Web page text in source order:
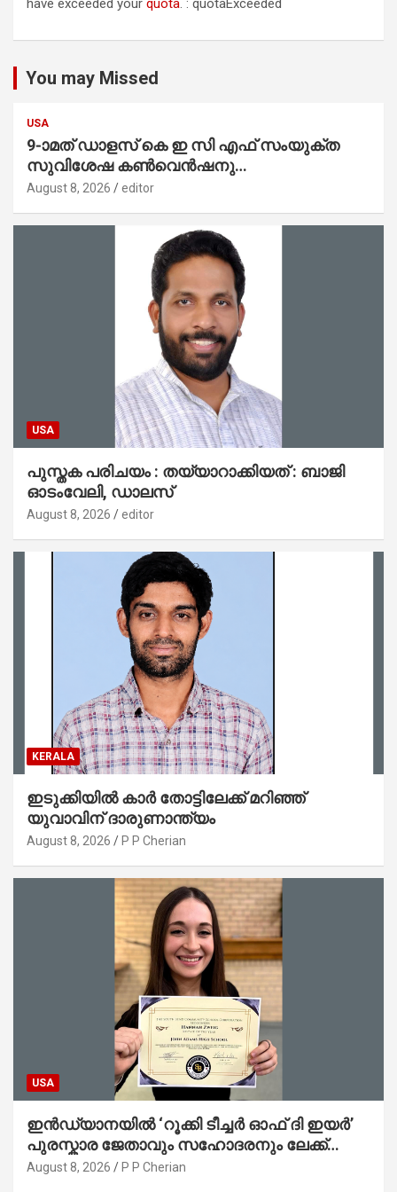
have exceeded your quota. : quotaExceeded
You may Missed
USA
9-ാമത് ഡാളസ് കെ ഇ സി എഫ് സംയുക്ത
സുവിശേഷ കൺവെൻഷനു
പ്രാർത്ഥനാനിർഭരമായ തുടക്കം
August 8, 2026 editor
USA
പുസ്തക പരിചയം : തയ്യാറാക്കിയത് : ബാജി
ഓടംവേലി, ഡാലസ്
August 8, 2026 editor
KERALA
ഇടുക്കിയിൽ കാർ തോട്ടിലേക്ക് മറിഞ്ഞ്
യുവാവിന് ദാരുണാന്ത്യം
August 8, 2026 P P Cherian
USA
ഇൻഡ്യാനയിൽ ‘റൂക്കി ടീച്ചർ ഓഫ് ദി ഇയർ’
പുരസ്കാര ജേതാവും സഹോദരനും ലേക്ക്
മിഷിഗണിൽ മുങ്ങിമരിച്ചു
August 8, 2026 P P Cherian